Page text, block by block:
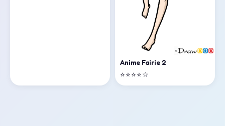
Anime Fairie 2
⭐⭐⭐⭐☆